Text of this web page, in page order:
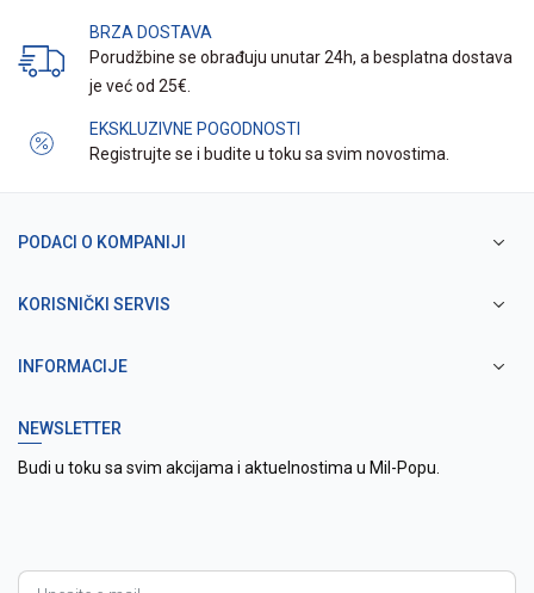
BRZA DOSTAVA
Porudžbine se obrađuju unutar 24h, a besplatna dostava
je već od 25€.
EKSKLUZIVNE POGODNOSTI
Registrujte se i budite u toku sa svim novostima.
PODACI O KOMPANIJI
KORISNIČKI SERVIS
INFORMACIJE
NEWSLETTER
Budi u toku sa svim akcijama i aktuelnostima u Mil-Popu.